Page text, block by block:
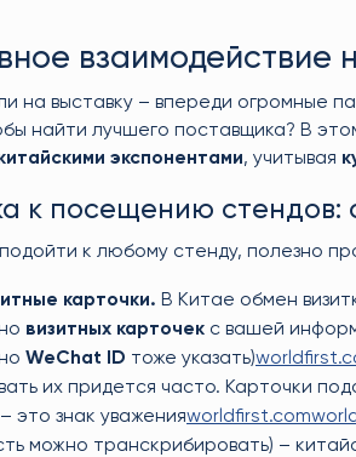
взаимодействие
на выставку – впереди огромные
найти лучшего поставщика? В
экспонентами, учитывая
к посещению
подойти к любому стенду, полезно
карточки. В Китае обмен
визитных карточек с вашей
WeChat ID тоже указать)
их придется часто. Карточки
это знак уваженияworldfirst.com
можно транскрибировать) –